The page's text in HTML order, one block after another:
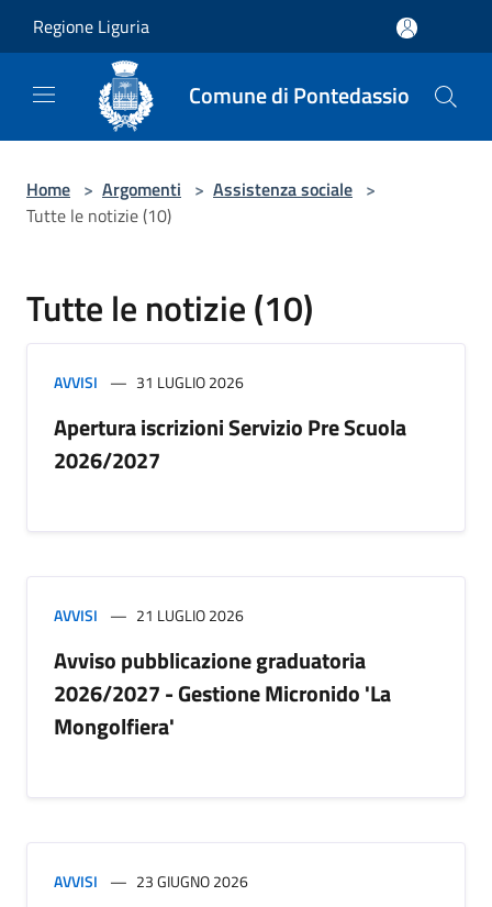
Regione Liguria
Comune di Pontedassio
Home > Argomenti > Assistenza sociale >
Tutte le notizie (10)
Tutte le notizie (10)
AVVISI 31 LUGLIO 2026
Apertura iscrizioni Servizio Pre Scuola
2026/2027
AVVISI 21 LUGLIO 2026
Avviso pubblicazione graduatoria
2026/2027 - Gestione Micronido 'La
Mongolfiera'
AVVISI 23 GIUGNO 2026